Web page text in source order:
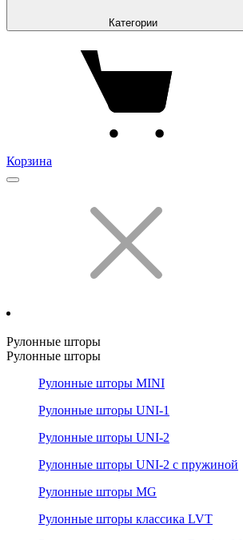
Категории
Корзина
Рулонные шторы
Рулонные шторы
Рулонные шторы MINI
Рулонные шторы UNI-1
Рулонные шторы UNI-2
Рулонные шторы UNI-2 с пружиной
Рулонные шторы MG
Рулонные шторы классика LVT